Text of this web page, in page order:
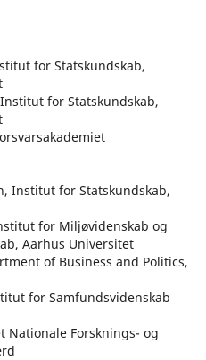
for Statskundskab,
for Statskundskab,
Institut for Statskundskab,
for Miljøvidenskab og
Aarhus Universitet
of Business and Politics,
for Samfundsvidenskab
Nationale Forsknings- og